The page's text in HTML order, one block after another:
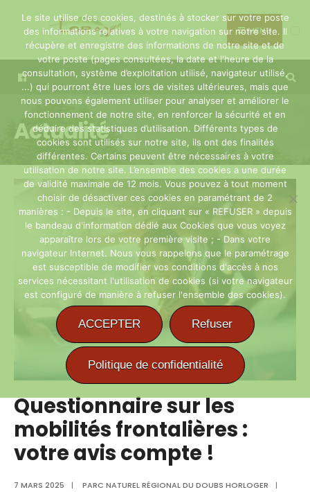
Skip
content
MENU
Actualité
Questionnaire sur les
mobilités frontalières :
votre avis compte !
7 MARS 2025 | PARC NATUREL RÉGIONAL DU DOUBS HORLOGER
|
for:
Le site utilise des cookies, destinés à stocker sur votre poste
des informations relatives à votre navigation sur notre site. Il
récupère et enregistre des informations de notre site et de
votre poste (pages consultées, la date et l'heure de la
consultation, système d’exploitation utilisé, navigateur utilisé,
...) qui pourront être lues lors de visites ultérieures, mais que
nous pouvons également utiliser pour analyser et améliorer le
fonctionnement de notre site, en renforcer la sécurité et en
déduire des statistiques d’utilisation. Différents types de
cookies sont utilisés sur notre site, ils ont des finalités
différentes. Certains peuvent être nécessaires à votre
utilisation de notre site. L’ensemble des cookies a une durée
de validité maximale de 12 mois. Vous pouvez à tout moment
choisir de désactiver ces cookies en paramétrant de 2
manières : - Depuis le site, en cliquant sur « REFUSER » depuis
le bandeau d'information dédié aux Cookies que vous voyez
apparaître lors de votre première visite ; - Dans votre
navigateur Internet. Nous vous rappelons que le paramétrage
est susceptible de modifier vos conditions d'accès à nos
services nécessitant l'utilisation de cookies (si votre navigateur
est configuré de manière à refuser l'ensemble des cookies).
ACCEPTER Refuser
Politique de confidentialité